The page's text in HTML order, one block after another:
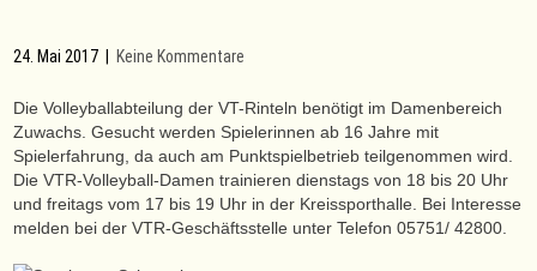
24. Mai 2017 Keine Kommentare
Die Volleyballabteilung der VT-Rinteln benötigt im Damenbereich
Zuwachs. Gesucht werden Spielerinnen ab 16 Jahre mit
Spielerfahrung, da auch am Punktspielbetrieb teilgenommen wird.
Die VTR-Volleyball-Damen trainieren dienstags von 18 bis 20 Uhr
und freitags vom 17 bis 19 Uhr in der Kreissporthalle. Bei Interesse
melden bei der VTR-Geschäftsstelle unter Telefon 05751/ 42800.